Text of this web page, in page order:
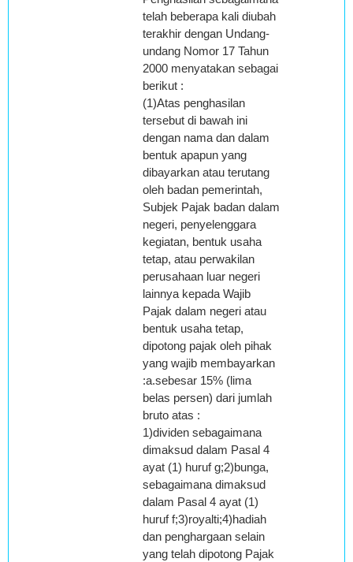
telah beberapa kali diubah
terakhir dengan Undang-
undang Nomor 17 Tahun
2000 menyatakan sebagai
berikut :
(1)Atas penghasilan
tersebut di bawah ini
dengan nama dan dalam
bentuk apapun yang
dibayarkan atau terutang
oleh badan pemerintah,
Subjek Pajak badan dalam
negeri, penyelenggara
kegiatan, bentuk usaha
tetap, atau perwakilan
perusahaan luar negeri
lainnya kepada Wajib
Pajak dalam negeri atau
bentuk usaha tetap,
dipotong pajak oleh pihak
yang wajib membayarkan
:a.sebesar 15% (lima
belas persen) dari jumlah
bruto atas :
1)dividen sebagaimana
dimaksud dalam Pasal 4
ayat (1) huruf g;2)bunga,
sebagaimana dimaksud
dalam Pasal 4 ayat (1)
huruf f;3)royalti;4)hadiah
dan penghargaan selain
yang telah dipotong Pajak